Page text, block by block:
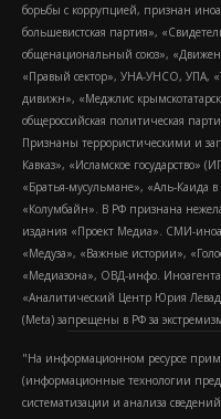
борьбы с коррупцией, признан
большевистская партия»,
общенациональный союз»,
«Правый сектор», УНА-УНСО, УПА,
дивижн», «Меджлис
общероссийская политическая
Признаны террористическими и
Кавказ», «Исламское
«Братья-мусульмане», «Аль-Каида
«Колумбайн». В РФ признана
издания «Проект Медиа». СМИ-
«Медуза», «Важные истории»,
«Медиазона», ОВД-инфо.
«Аналитический Центр Юрия
(Metа) запрещены в РФ за
"На информационном ресурсе
(информационные технологии
систематизации и анализа